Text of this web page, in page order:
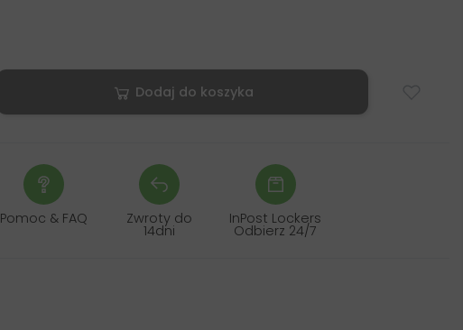
Dodaj do koszyka
Pomoc & FAQ Zwroty do
14dni
InPost Lockers
Odbierz 24/7